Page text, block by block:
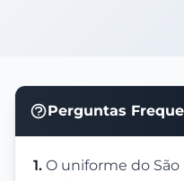
Perguntas
1. O uniforme do